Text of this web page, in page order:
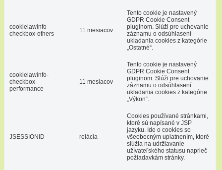
cookielawinfo-
checkbox-others
11 mesiacov
Tento cookie je nastavený
GDPR Cookie Consent
pluginom. Slúži pre uchovanie
záznamu o odsúhlasení
ukladania cookies z kategórie
„Ostatné“.
cookielawinfo-
checkbox-
performance
11 mesiacov
Tento cookie je nastavený
GDPR Cookie Consent
pluginom. Slúži pre uchovanie
záznamu o odsúhlasení
ukladania cookies z kategórie
„Výkon“.
JSESSIONID relácia
Cookies používané stránkami,
ktoré sú napísané v JSP
jazyku. Ide o cookies so
všeobecným uplatnením, ktoré
slúžia na udržiavanie
užívateľského statusu naprieč
požiadavkám stránky.